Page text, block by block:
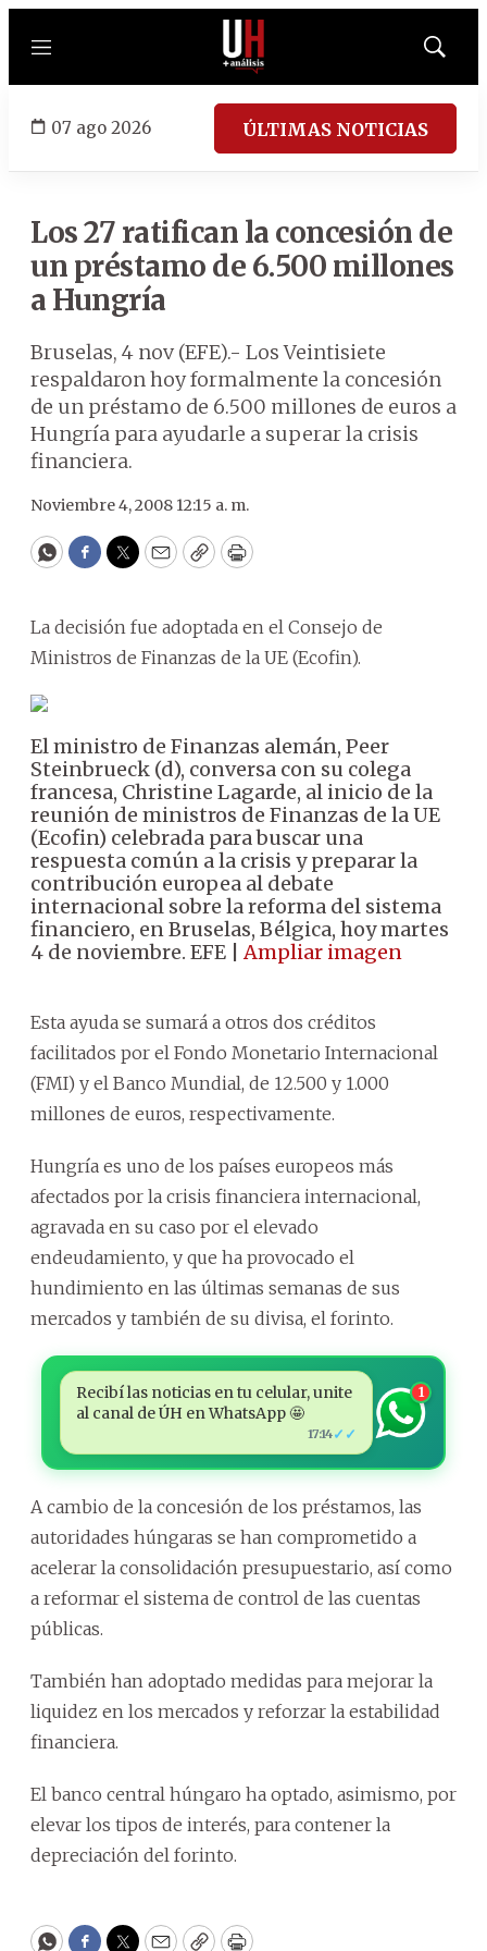
Menú
Mostrar
07 ago 2026 ÚLTIMAS NOTICIAS
Los 27 ratifican la concesión de
un préstamo de 6.500 millones
a Hungría
Bruselas, 4 nov (EFE).- Los Veintisiete
respaldaron hoy formalmente la concesión
de un préstamo de 6.500 millones de euros a
Hungría para ayudarle a superar la crisis
financiera.
Noviembre 4, 2008 12:15 a. m.
WhatsApp
Facebook
Twitter
EmailCopyPrint
La decisión fue adoptada en el Consejo de
Ministros de Finanzas de la UE (Ecofin).
El ministro de Finanzas alemán, Peer
Steinbrueck (d), conversa con su colega
francesa, Christine Lagarde, al inicio de la
reunión de ministros de Finanzas de la UE
(Ecofin) celebrada para buscar una
respuesta común a la crisis y preparar la
contribución europea al debate
internacional sobre la reforma del sistema
financiero, en Bruselas, Bélgica, hoy martes
4 de noviembre. EFE |Ampliar imagen
Esta ayuda se sumará a otros dos créditos
facilitados por el Fondo Monetario Internacional
(FMI) y el Banco Mundial, de 12.500 y 1.000
millones de euros, respectivamente.
Hungría es uno de los países europeos más
afectados por la crisis financiera internacional,
agravada en su caso por el elevado
endeudamiento, y que ha provocado el
hundimiento en las últimas semanas de sus
mercados y también de su divisa, el forinto.
Recibí las noticias en tu celular, unite
al canal de ÚH en WhatsApp 🤩
17:14✓✓
1
A cambio de la concesión de los préstamos, las
autoridades húngaras se han comprometido a
acelerar la consolidación presupuestario, así como
a reformar el sistema de control de las cuentas
públicas.
También han adoptado medidas para mejorar la
liquidez en los mercados y reforzar la estabilidad
financiera.
El banco central húngaro ha optado, asimismo, por
elevar los tipos de interés, para contener la
depreciación del forinto.